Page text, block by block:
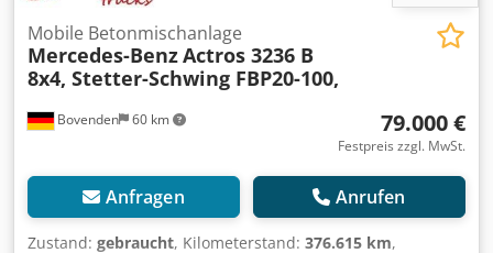
Bovenden 60 km
Mobile Betonmischanlage
Mercedes-BenzActros 3236 B
8x4, Stetter-Schwing FBP20-100,
79.000 €
Festpreis zzgl. MwSt.
Anfragen Anrufen
Zustand: gebraucht, Kilometerstand: 376.615 km,